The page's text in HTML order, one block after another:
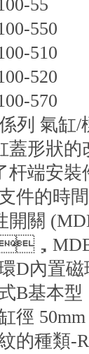
55
550
510
520
570
列 氣缸/
蓋形狀的
杆端安裝
件的時
開關
，
D內置磁
B基本型
徑 50mm
的種類-